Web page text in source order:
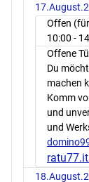
Offen
10:00 -
Offene
Du
machen
Komm
und
und